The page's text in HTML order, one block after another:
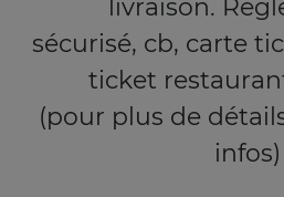
livraison.
sécurisé, cb, carte
ticket
(pour plus de
infos)